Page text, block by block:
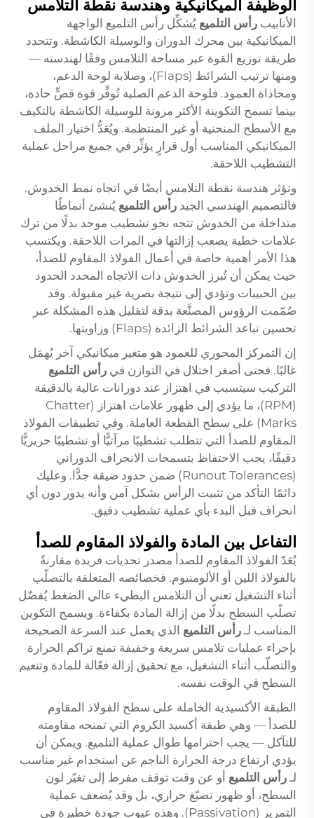
الوظيفة الميكانيكية وهندسة نقطة التلامس
الأنابيب رأس التلميع يُشكِّل رأس التلميع الواجهة
الميكانيكية بين محرك الدوران والوسيلة الكاشطة. وتتحدد
طريقة توزيع القوة عبر مساحة التلامس وفقًا لهندسته —
ومنها ترتيب الشرائط (Flaps)، وصلابة لوحة الدعم،
ومحاذاة العمود. فلوحة الدعم الصلبة تُوفِّر قوة قصٍّ حادة،
بينما تسمح التكوينة الأكثر مرونة للوسيلة الكاشطة بالتكيف
مع الأسطح المنحنية أو غير المنتظمة. ويُعَدُّ اختيار الملف
الميكانيكي المناسب أول قرارٍ يؤثِّر في جميع مراحل عملية
التشطيب اللاحقة.
وتؤثر هندسة نقطة التلامس أيضًا في اتجاه نمط الخدوش.
فالتصميم الهندسي الجيد رأس التلميع يُنشئ أنماطًا
متداخلة من الخدوش تتجه نحو تشطيب موحد بدلًا من ترك
علامات خطية يصعب إزالتها في المرات اللاحقة. ويكتسب
هذا الأمر أهمية خاصة في أعمال الفولاذ المقاوم للصدأ،
حيث يمكن أن تُبرز الخدوش ذات الاتجاه المحدد الحدود
بين الحبيبات وتؤدي إلى نتيجة بصرية غير مقبولة. وقد
صُمّمت الرؤوس المصنَّعة بدقة لتقليل هذه المشكلة عبر
تحسين تباعد الشرائط الزائدة (Flaps) وزاويتها.
إن التمركز المحوري للعمود هو متغير ميكانيكي آخر يُهمَل
غالبًا. فحتى أصغر اختلال في التوازن في رأس التلميع
التركيب سيتسبب في اهتزاز عند دورانات عالية بالدقيقة
(RPM)، ما يؤدي إلى ظهور علامات اهتزاز (Chatter
Marks) على سطح القطعة العاملة. وفي تطبيقات الفولاذ
المقاوم للصدأ التي تتطلب تشطيبًا مرآتيًّا أو تشطيبًا حريريًّا
دقيقًا، يجب الاحتفاظ بتسمحات الانحراف الدوراني
(Runout Tolerances) ضمن حدود ضيقة جدًّا. وعليك
دائمًا التأكد من تثبيت الرأس بشكل آمن وأنه يدور دون أي
انحراف قبل البدء بأي عملية تشطيب دقيق.
التفاعل بين المادة والفولاذ المقاوم للصدأ
يُعَدّ الفولاذ المقاوم للصدأ مصدر تحديات فريدة مقارنةً
بالفولاذ اللين أو الألومنيوم. فخصائصه المتعلقة بالتصلّب
أثناء التشغيل تعني أن التلامس البطيء عالي الضغط يُفضّل
تصلّب السطح بدلًا من إزالة المادة بكفاءة. ويسمح التكوين
المناسب لـ رأس التلميع الذي يعمل عند السرعة الصحيحة
بإجراء عمليات تلامس سريعة وخفيفة تمنع تراكم الحرارة
والتصلّب أثناء التشغيل، مع تحقيق إزالة فعّالة للمادة وتنعيم
السطح في الوقت نفسه.
الطبقة الأكسيدية الخاملة على سطح الفولاذ المقاوم
للصدأ — وهي طبقة أكسيد الكروم التي تمنحه مقاومته
للتآكل — يجب احترامها طوال عملية التلميع. ويمكن أن
يؤدي ارتفاع درجة الحرارة الناجم عن استخدام غير مناسب
لـ رأس التلميع أو عن وقت توقف مفرط إلى تغيّر لون
السطح، أو ظهور تصبّغ حراري، بل وقد يُضعف عملية
التمرير (Passivation). وهذه عيوب جودة خطيرة في